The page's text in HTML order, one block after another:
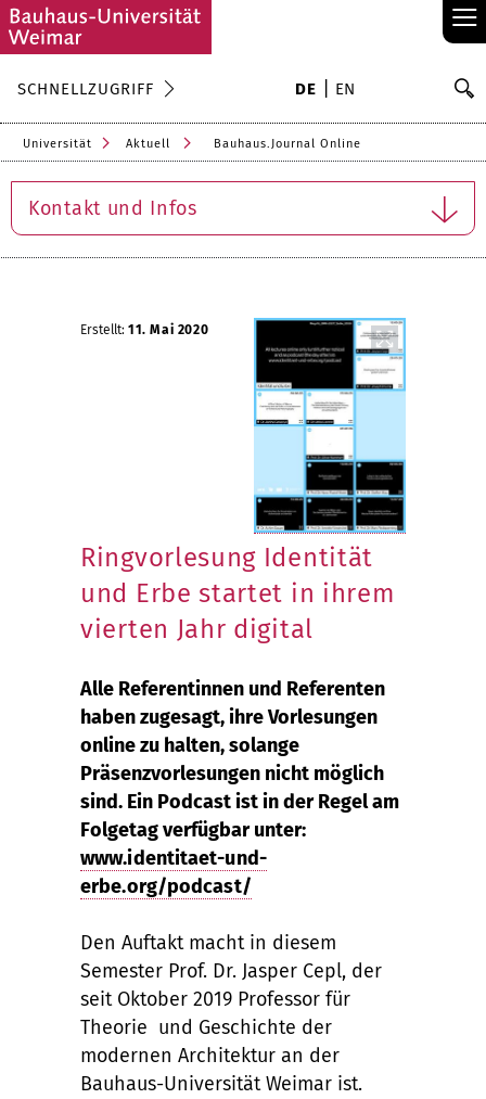
≡
SCHNELLZUGRIFF DE EN
Universität Aktuell Bauhaus.Journal Online
Kontakt und Infos
Erstellt: 11. Mai 2020
Ringvorlesung Identität
und Erbe startet in ihrem
vierten Jahr digital
Alle Referentinnen und Referenten
haben zugesagt, ihre Vorlesungen
online zu halten, solange
Präsenzvorlesungen nicht möglich
sind. Ein Podcast ist in der Regel am
Folgetag verfügbar unter:
www.identitaet-und-
erbe.org/podcast/
Den Auftakt macht in diesem
Semester Prof. Dr. Jasper Cepl, der
seit Oktober 2019 Professor für
Theorie und Geschichte der
modernen Architektur an der
Bauhaus-Universität Weimar ist.